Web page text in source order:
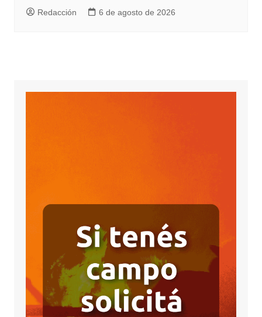
Redacción 6 de agosto de 2026